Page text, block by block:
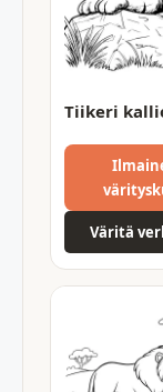
Tiikeri
Väritä